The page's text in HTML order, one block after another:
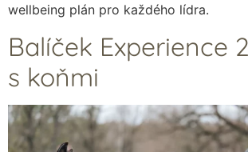
wellbeing plán pro každého lídra.
Balíček Experience
s koňmi